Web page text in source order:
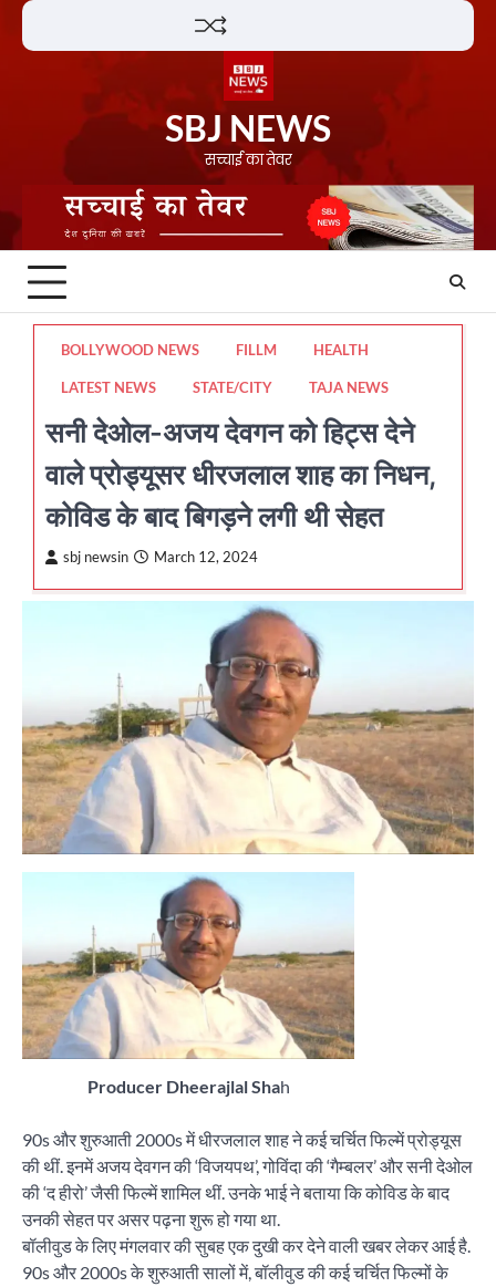
Skip
SBJ NEWS
सच्चाई का तेवर
BOLLYWOOD NEWS FILLM HEALTH
LATEST NEWS STATE/CITY TAJA NEWS
सनी देओल-अजय देवगन को हिट्स देने
वाले प्रोड्यूसर धीरजलाल शाह का निधन,
कोविड के बाद बिगड़ने लगी थी सेहत
sbj newsin March 12, 2024
Producer Dheerajlal Shah
90s और शुरुआती 2000s में धीरजलाल शाह ने कई चर्चित फिल्में प्रोड्यूस
की थीं. इनमें अजय देवगन की ‘विजयपथ’, गोविंदा की ‘गैम्बलर’ और सनी देओल
की ‘द हीरो’ जैसी फिल्में शामिल थीं. उनके भाई ने बताया कि कोविड के बाद
उनकी सेहत पर असर पढ़ना शुरू हो गया था.
बॉलीवुड के लिए मंगलवार की सुबह एक दुखी कर देने वाली खबर लेकर आई है.
90s और 2000s के शुरुआती सालों में, बॉलीवुड की कई चर्चित फिल्मों के